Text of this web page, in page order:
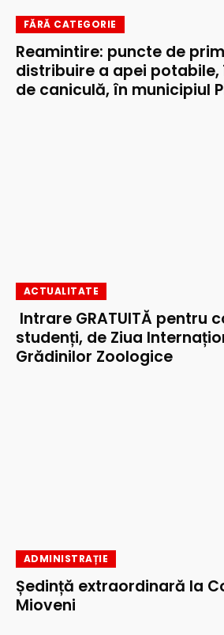
FĂRĂ CATEGORIE
Reamintire: puncte de
distribuire a apei
de caniculă, în municipiul
ACTUALITATE
Intrare GRATUITĂ pentru
studenți, de Ziua
Grădinilor Zoologice
ADMINISTRAȚIE
Ședință extraordinară la
Mioveni